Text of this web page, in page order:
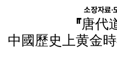
소장자료·
『唐代
中國歷史上黄金